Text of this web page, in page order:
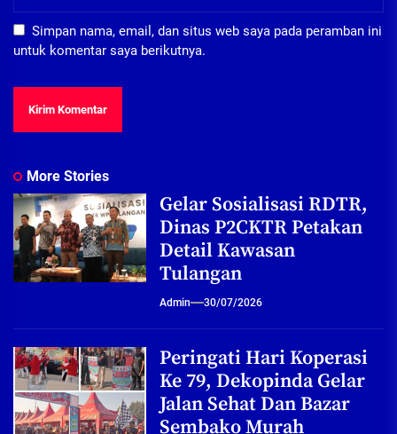
Simpan nama, email, dan situs web saya pada peramban ini
untuk komentar saya berikutnya.
More Stories
Gelar Sosialisasi RDTR,
Dinas P2CKTR Petakan
Detail Kawasan
Tulangan
Admin 30/07/2026
Peringati Hari Koperasi
Ke 79, Dekopinda Gelar
Jalan Sehat Dan Bazar
Sembako Murah